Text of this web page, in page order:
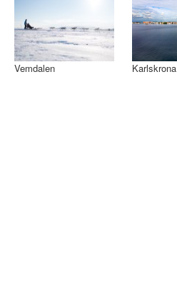
Vemdalen Karlskrona